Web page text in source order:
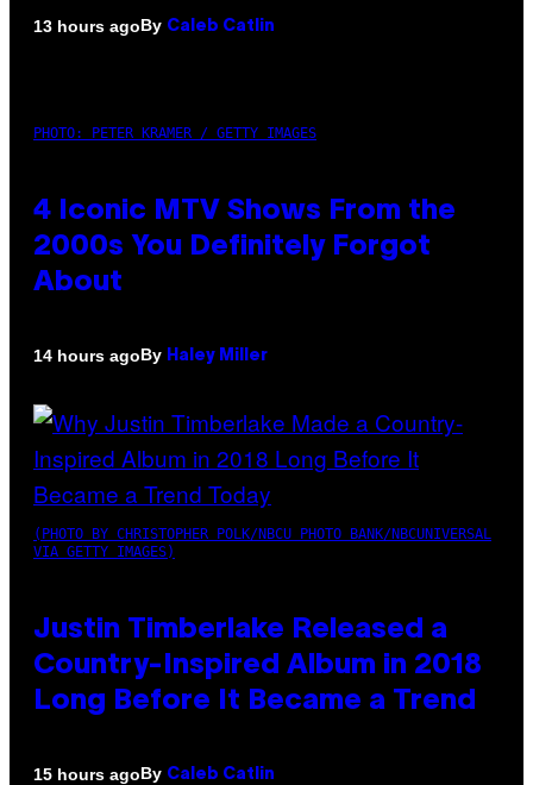
13 hours agoBy Caleb Catlin
PHOTO: PETER KRAMER / GETTY IMAGES
4 Iconic MTV Shows From the
2000s You Definitely Forgot
About
14 hours agoBy Haley Miller
(PHOTO BY CHRISTOPHER POLK/NBCU PHOTO BANK/NBCUNIVERSAL
VIA GETTY IMAGES)
Justin Timberlake Released a
Country-Inspired Album in 2018
Long Before It Became a Trend
15 hours agoBy Caleb Catlin